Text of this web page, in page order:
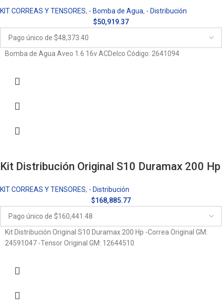
KIT CORREAS Y TENSORES, - Bomba de Agua, - Distribución
$50,919.37
Bomba de Agua Aveo 1.6 16v ACDelco Código: 2641094
Kit Distribución Original S10 Duramax 200 Hp
KIT CORREAS Y TENSORES, - Distribución
$168,885.77
Kit Distribución Original S10 Duramax 200 Hp -Correa Original GM:
24591047 -Tensor Original GM: 12644510